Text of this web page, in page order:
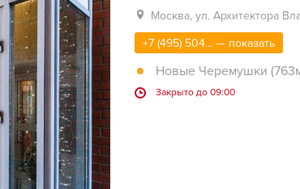
Москва, ул. Архитектора
+7 (495) 504... — показать
Новые Черемушки
Закрыто до 09:00